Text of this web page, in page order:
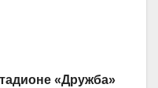
«Дружба»